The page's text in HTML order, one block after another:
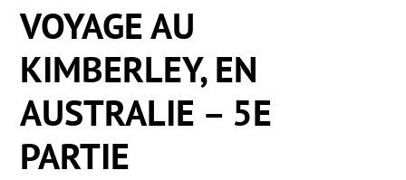
VOYAGE AU
KIMBERLEY, EN
AUSTRALIE – 5E
PARTIE